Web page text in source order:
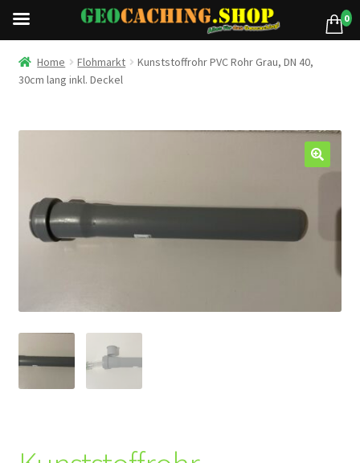
Home Flohmarkt
Kunststoffrohr PVC Rohr Grau, DN 40,
30cm lang inkl. Deckel
0